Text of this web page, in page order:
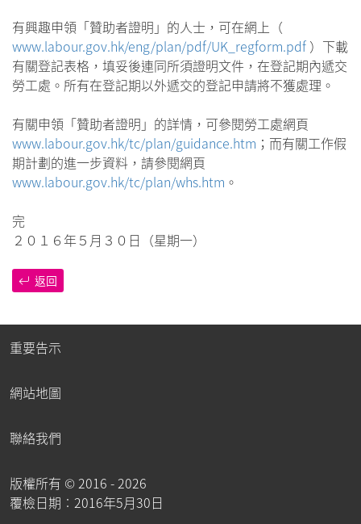
有興趣申領「贊助者證明」的人士，可在網上（
www.labour.gov.hk/eng/plan/pdf/UK_regform.pdf ）下載
有關登記表格，填妥後連同所須證明文件，在登記期內遞交
勞工處。所有在登記期以外遞交的登記申請將不獲處理。
有關申領「贊助者證明」的詳情，可參閱勞工處網頁
www.labour.gov.hk/tc/plan/guidance.htm ；而有關工作假
期計劃的進一步資料，請參閱網頁
www.labour.gov.hk/tc/plan/whs.htm 。
完
２０１６年５月３０日（星期一）
返回
重要告示
網站地圖
聯絡我們
版權所有 ©2016 - 2026
覆檢日期︰2016年5月30日